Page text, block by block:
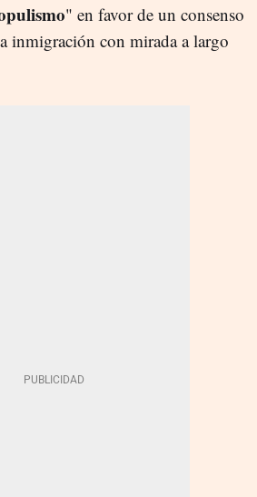
" en favor de un consenso
inmigración con mirada a largo